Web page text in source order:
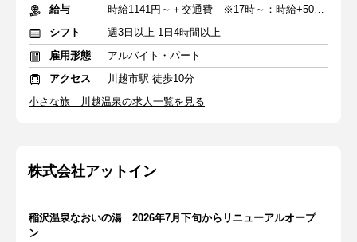
給与
時給1141円～＋交通費 ※17時～：時給+50円／日祝日加給あり
シフト
週3日以上 1日4時間以上
雇用形態
アルバイト・パート
アクセス
川越市駅 徒歩10分
小さな旅 川越温泉の求人一覧を見る
株式会社アットイン
稲沢温泉なおいの湯 2026年7月下旬からリニューアルオープ
ン